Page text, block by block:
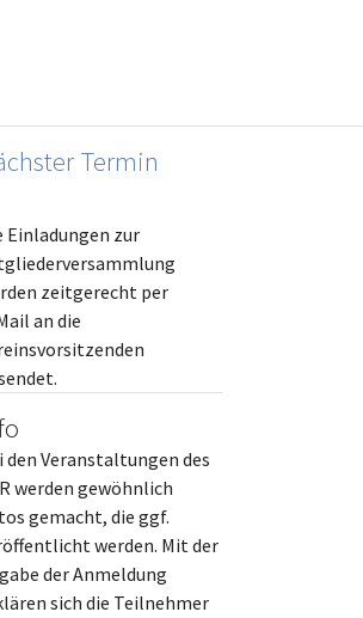
Termin
Einladungen zur
zeitgerecht per
an die
den Veranstaltungen des
werden gewöhnlich
gemacht, die ggf.
werden. Mit der
der Anmeldung
sich die Teilnehmer